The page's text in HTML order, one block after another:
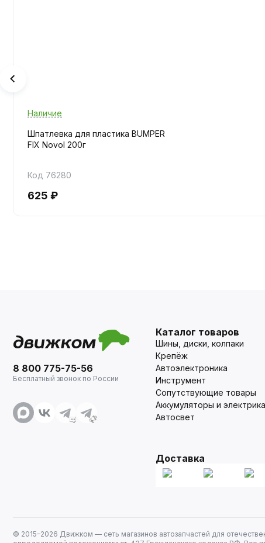
Наличие
Шпатлевка для пластика BUMPER
FIX Novol 200г
Код 76280
625 ₽
8 800 775-75-56
Бесплатный звонок по России
Каталог товаров
Шины, диски, колпаки
Крепёж
Автоэлектроника
Инструмент
Сопутствующие товары
Аккумуляторы и электрика
Автосвет
Доставка
© 2015–2026 Движком — сеть магазинов автозапчастей для